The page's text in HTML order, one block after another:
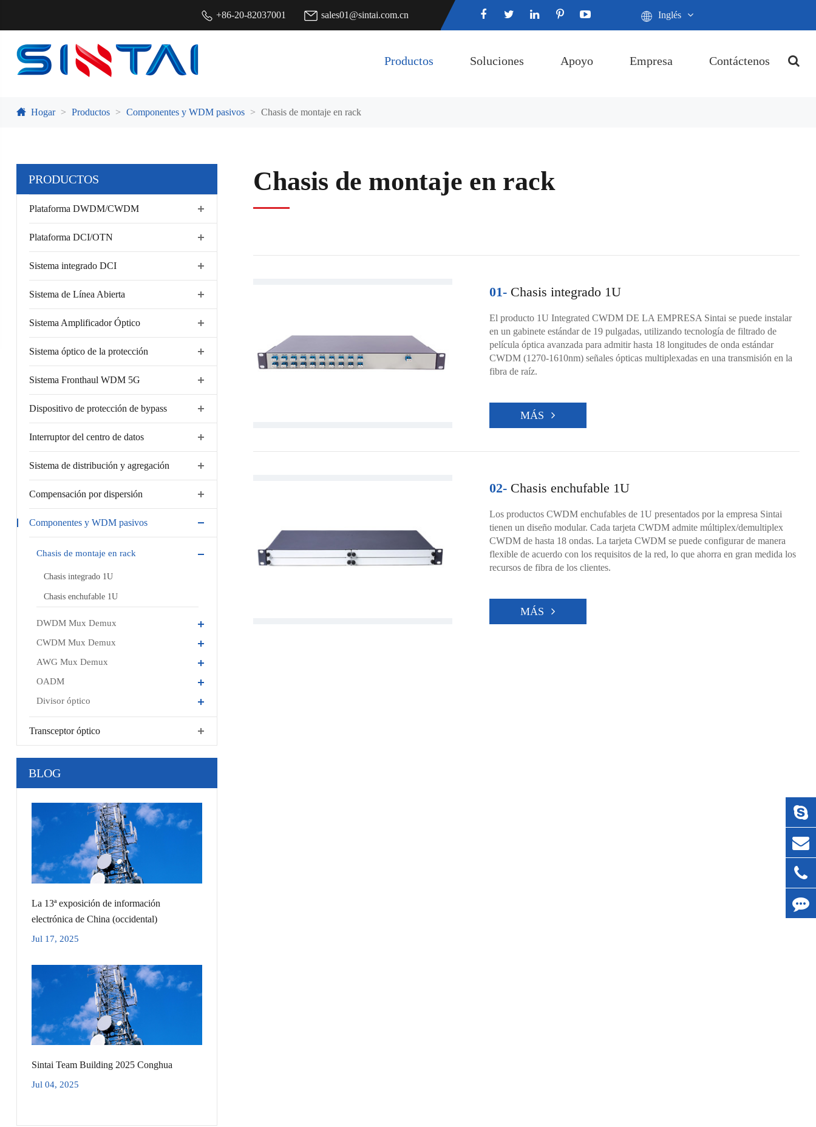
+86-20-82037001 sales01@sintai.com.cn Inglés
Productos Soluciones Apoyo Empresa Contáctenos
Hogar Productos Componentes y WDM pasivos Chasis de montaje en rack
PRODUCTOS
Plataforma DWDM/CWDM
Plataforma DCI/OTN
Sistema integrado DCI
Sistema de Línea Abierta
Sistema Amplificador Óptico
Sistema óptico de la protección
Sistema Fronthaul WDM 5G
Dispositivo de protección de bypass
Interruptor del centro de datos
Sistema de distribución y agregación
Compensación por dispersión
Componentes y WDM pasivos
Chasis de montaje en rack
Chasis integrado 1U
Chasis enchufable 1U
DWDM Mux Demux
CWDM Mux Demux
AWG Mux Demux
OADM
Divisor óptico
Transceptor óptico
BLOG
La 13ª exposición de información
electrónica de China (occidental)
Jul 17, 2025
Sintai Team Building 2025 Conghua
Jul 04, 2025
Chasis de montaje en rack
01-Chasis integrado 1U
El producto 1U Integrated CWDM DE LA EMPRESA Sintai se puede instalar
en un gabinete estándar de 19 pulgadas, utilizando tecnología de filtrado de
película óptica avanzada para admitir hasta 18 longitudes de onda estándar
CWDM (1270-1610nm) señales ópticas multiplexadas en una transmisión en la
fibra de raíz.
MÁS
02-Chasis enchufable 1U
Los productos CWDM enchufables de 1U presentados por la empresa Sintai
tienen un diseño modular. Cada tarjeta CWDM admite múltiplex/demultiplex
CWDM de hasta 18 ondas. La tarjeta CWDM se puede configurar de manera
flexible de acuerdo con los requisitos de la red, lo que ahorra en gran medida los
recursos de fibra de los clientes.
MÁS